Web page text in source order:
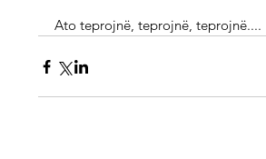
Ato teprojnë, teprojnë, teprojnë....